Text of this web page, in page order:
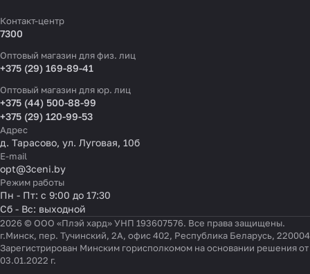
Контакт-центр
7300
Оптовый магазин для физ. лиц
+375 (29) 169-89-41
Оптовый магазин для юр. лиц
+375 (44) 500-88-99
+375 (29) 120-99-53
Адрес
д. Тарасово, ул. Луговая, 10б
E-mail
opt@3ceni.by
Режим работы
Пн - Пт: с 9:00 до 17:30
Сб - Вс: выходной
2026 © ООО «Плэй хард» УНП 193607576. Все права защищены.
г.Минск, пер. Тучинский, 2А, офис 402, Республика Беларусь, 220004
Зарегистрирован Минским горисполкомом на основании решения от
03.01.2022 г.